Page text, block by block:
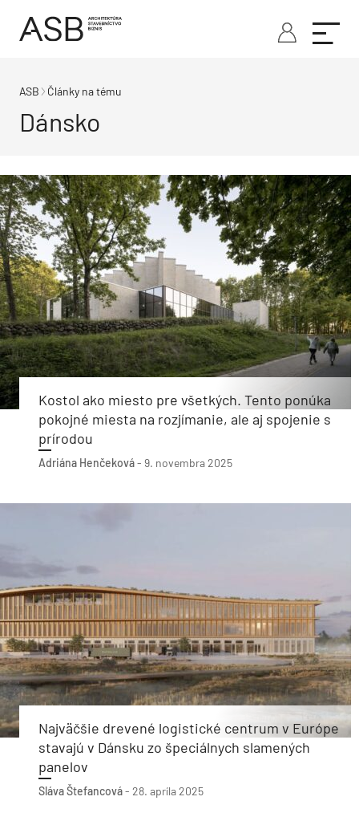
ASB Články na tému
Dánsko
Kostol ako miesto pre všetkých. Tento ponúka
pokojné miesta na rozjímanie, ale aj spojenie s
prírodou
Adriána Henčeková- 9. novembra 2025
Najväčšie drevené logistické centrum v Európe
stavajú v Dánsku zo špeciálnych slamených
panelov
Sláva Štefancová- 28. apríla 2025